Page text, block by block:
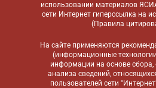
использовании материалов
сети Интернет гиперссылка на
(Правила
На сайте применяются
(информационные
информации на основе сбора,
анализа сведений,
пользователей сети